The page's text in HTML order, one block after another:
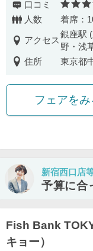
口コミ
人数
着席：
アクセス
銀座駅
野・浅
住所
東京都
フェアをみ
新宿西口店
予算に合
Fish Bank
キョー）